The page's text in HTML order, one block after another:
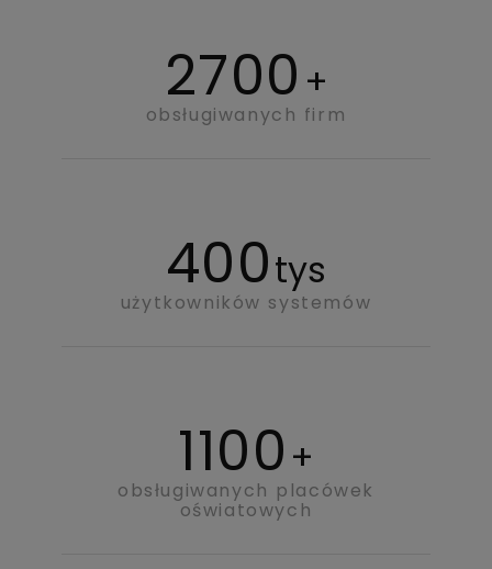
2700 +
obsługiwanych firm
400tys
użytkowników systemów
1100 +
obsługiwanych placówek
oświatowych